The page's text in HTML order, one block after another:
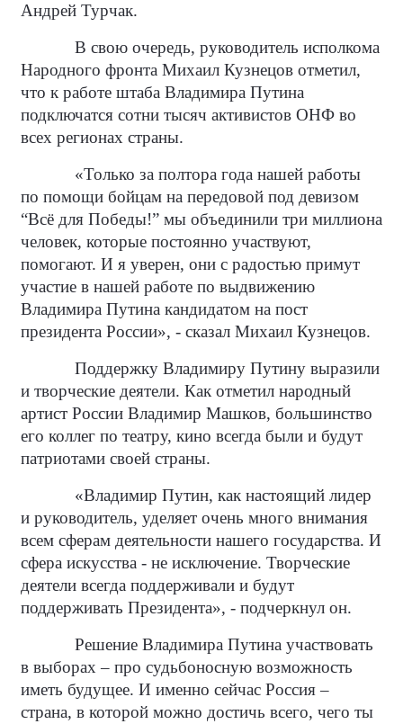
Андрей Турчак.
В свою очередь, руководитель исполкома
Народного фронта Михаил Кузнецов отметил,
что к работе штаба Владимира Путина
подключатся сотни тысяч активистов ОНФ во
всех регионах страны.
«Только за полтора года нашей работы
по помощи бойцам на передовой под девизом
“Всё для Победы!” мы объединили три миллиона
человек, которые постоянно участвуют,
помогают. И я уверен, они с радостью примут
участие в нашей работе по выдвижению
Владимира Путина кандидатом на пост
президента России», - сказал Михаил Кузнецов.
Поддержку Владимиру Путину выразили
и творческие деятели. Как отметил народный
артист России Владимир Машков, большинство
его коллег по театру, кино всегда были и будут
патриотами своей страны.
«Владимир Путин, как настоящий лидер
и руководитель, уделяет очень много внимания
всем сферам деятельности нашего государства. И
сфера искусства - не исключение. Творческие
деятели всегда поддерживали и будут
поддерживать Президента», - подчеркнул он.
Решение Владимира Путина участвовать
в выборах – про судьбоносную возможность
иметь будущее. И именно сейчас Россия –
страна, в которой можно достичь всего, чего ты